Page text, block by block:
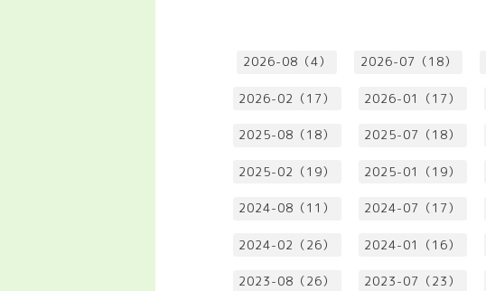
2026-08（4） 2026-07（18）
2026-02（17） 2026-01（17）
2025-08（18） 2025-07（18）
2025-02（19） 2025-01（19）
2024-08（11） 2024-07（17）
2024-02（26） 2024-01（16）
2023-08（26） 2023-07（23）